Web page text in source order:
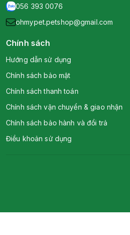
056 393 0076
ohmypet.petshop@gmail.com
Chính sách
Hướng dẫn sử dụng
Chính sách bảo mật
Chính sách thanh toán
Chính sách vận chuyển & giao nhận
Chính sách bảo hành và đổi trả
Điều khoản sử dụng